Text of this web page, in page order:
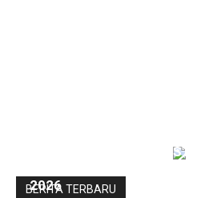
BERITA TERBARU
Pra-PKKMB Politeknik STIA
2026